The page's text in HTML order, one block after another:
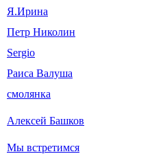
Я.Ирина
Петр Николин
Sergio
Раиса Валуша
смолянка
Алексей Башков
Мы встретимся